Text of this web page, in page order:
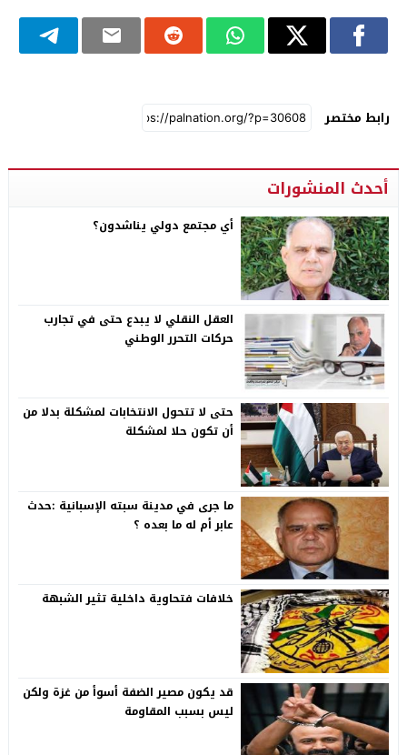
رابط مختصر
أحدث المنشورات
أي مجتمع دولي يناشدون؟
العقل النقلي لا يبدع حتى في تجارب
حركات التحرر الوطني
حتى لا تتحول الانتخابات لمشكلة بدلا من
أن تكون حلا لمشكلة
ما جرى في مدينة سبته الإسبانية :حدث
عابر أم له ما بعده ؟
خلافات فتحاوية داخلية تثير الشبهة
قد يكون مصير الضفة أسوأ من غزة ولكن
ليس بسبب المقاومة